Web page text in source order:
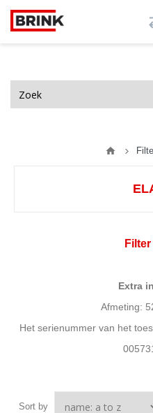
Extra
Afmeting:
Het serienummer van het
Sort by